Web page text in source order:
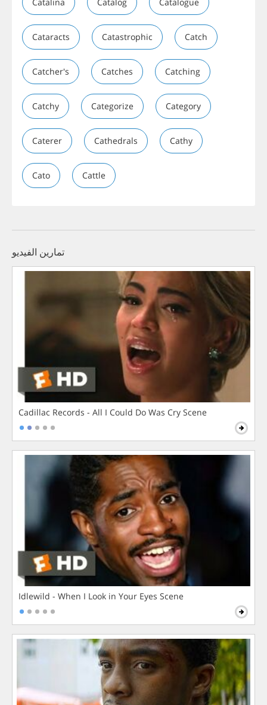
Cataracts Catastrophic Catch
Catcher's Catches Catching
Catchy Categorize Category
Caterer Cathedrals Cathy
Cato Cattle
تمارين الفيديو
Cadillac Records - All I Could Do Was Cry Scene
Idlewild - When I Look in Your Eyes Scene